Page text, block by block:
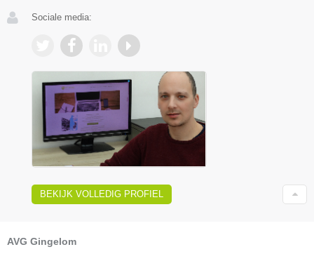
Sociale media:
BEKIJK VOLLEDIG PROFIEL
AVG Gingelom